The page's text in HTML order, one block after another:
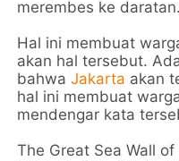
merembes ke
Hal ini membuat
akan hal tersebut.
bahwaJakarta akan
hal ini membuat
mendengar kata
The Great Sea Wall